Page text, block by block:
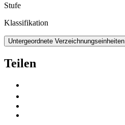
Stufe
Klassifikation
Untergeordnete Verzeichnungseinheiten
Teilen